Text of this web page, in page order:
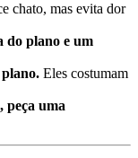
chato, mas evita dor
do plano e um
plano. Eles costumam
peça uma